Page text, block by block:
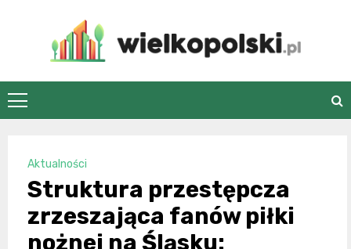
wielkopolski.pl
Aktualności
Struktura przestępcza
zrzeszająca fanów piłki
nożnej na Śląsku: